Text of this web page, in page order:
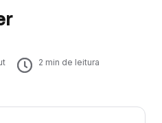
2 min de leitura